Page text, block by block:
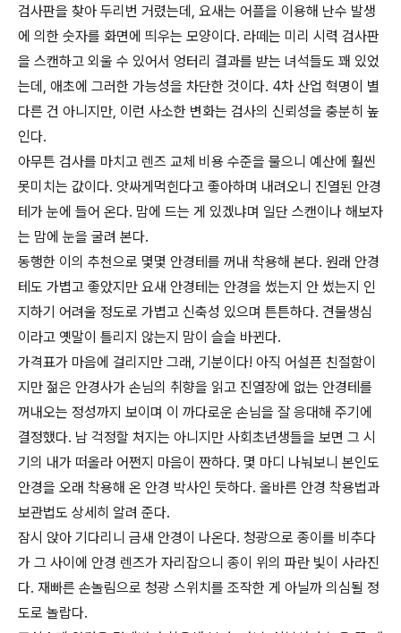
검사판을 찾아 두리번 거렸는데, 요새는 어플을 이용해 난수 발생
에 의한 숫자를 화면에 띄우는 모양이다. 라떼는 미리 시력 검사판
을 스캔하고 외울 수 있어서 엉터리 결과를 받는 녀석들도 꽤 있었
는데, 애초에 그러한 가능성을 차단한 것이다. 4차 산업 혁명이 별
다른 건 아니지만, 이런 사소한 변화는 검사의 신뢰성을 충분히 높
인다.
아무튼 검사를 마치고 렌즈 교체 비용 수준을 물으니 예산에 훨씬
못미치는 값이다. 앗싸게먹힌다고 좋아하며 내려오니 진열된 안경
테가 눈에 들어 온다. 맘에 드는 게 있겠냐며 일단 스캔이나 해보자
는 맘에 눈을 굴려 본다.
동행한 이의 추천으로 몇몇 안경테를 꺼내 착용해 본다. 원래 안경
테도 가볍고 좋았지만 요새 안경테는 안경을 썼는지 안 썼는지 인
지하기 어려울 정도로 가볍고 신축성 있으며 튼튼하다. 견물생심
이라고 옛말이 틀리지 않는지 맘이 슬슬 바뀐다.
가격표가 마음에 걸리지만 그래, 기분이다! 아직 어설픈 친절함이
지만 젊은 안경사가 손님의 취향을 읽고 진열장에 없는 안경테를
꺼내오는 정성까지 보이며 이 까다로운 손님을 잘 응대해 주기에
결정했다. 남 걱정할 처지는 아니지만 사회초년생들을 보면 그 시
기의 내가 떠올라 어쩐지 마음이 짠하다. 몇 마디 나눠보니 본인도
안경을 오래 착용해 온 안경 박사인 듯하다. 올바른 안경 착용법과
보관법도 상세히 알려 준다.
잠시 앉아 기다리니 금새 안경이 나온다. 청광으로 종이를 비추다
가 그 사이에 안경 렌즈가 자리잡으니 종이 위의 파란 빛이 사라진
다. 재빠른 손놀림으로 청광 스위치를 조작한 게 아닐까 의심될 정
도로 놀랍다.